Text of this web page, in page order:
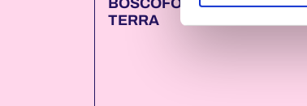
BOSCOFORTE TRA CIELO E
TERRA